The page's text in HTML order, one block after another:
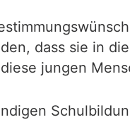
dass sie in
jungen